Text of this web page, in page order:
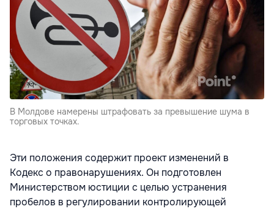
В Молдове намерены штрафовать за превышение шума в
торговых точках.
Эти положения содержит проект изменений в
Кодекс о правонарушениях. Он подготовлен
Министерством юстиции с целью устранения
пробелов в регулировании контролирующей